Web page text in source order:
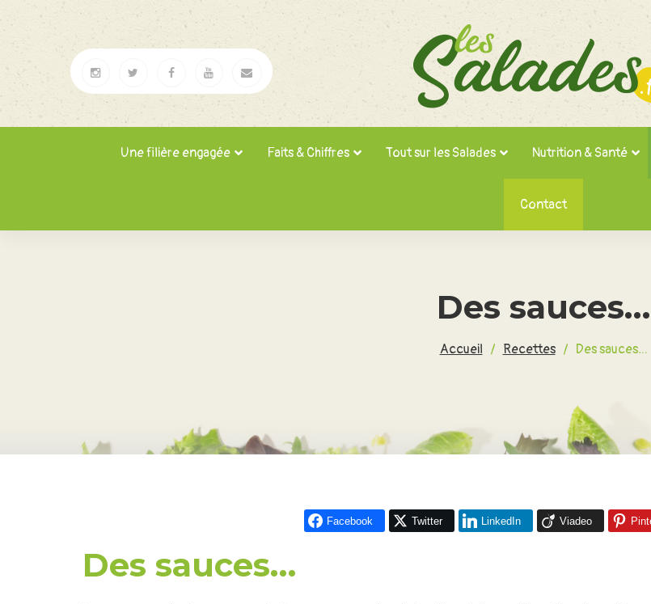
Une filière engagée Faits & Chiffres Tout sur les Salades Nutrition & Santé
Contact
Des sauces…
Accueil / Recettes / Des sauces…
Facebook Twitter LinkedIn Viadeo
Des sauces…